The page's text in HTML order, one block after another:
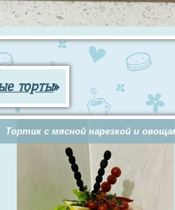
торты»
Тортик с мясной нарезкой и